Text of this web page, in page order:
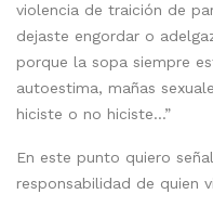
violencia de traición de
dejaste engordar o
porque la sopa siempre
autoestima, mañas
hiciste o no hiciste…”
En este punto quiero
responsabilidad de quien